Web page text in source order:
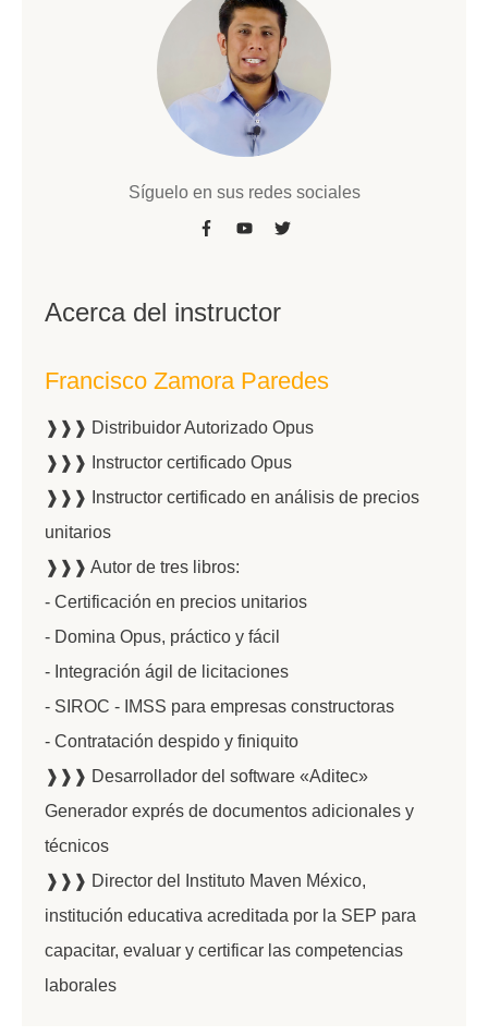
Síguelo en sus redes sociales
Acerca del instructor
Francisco Zamora Paredes
❱❱❱ Distribuidor Autorizado Opus
❱❱❱ Instructor certificado Opus
❱❱❱ Instructor certificado en análisis de precios
unitarios
❱❱❱ Autor de tres libros:
- Certificación en precios unitarios
- Domina Opus, práctico y fácil
- Integración ágil de licitaciones
- SIROC - IMSS para empresas constructoras
- Contratación despido y finiquito
❱❱❱ Desarrollador del software «Aditec»
Generador exprés de documentos adicionales y
técnicos
❱❱❱ Director del Instituto Maven México,
institución educativa acreditada por la SEP para
capacitar, evaluar y certificar las competencias
laborales